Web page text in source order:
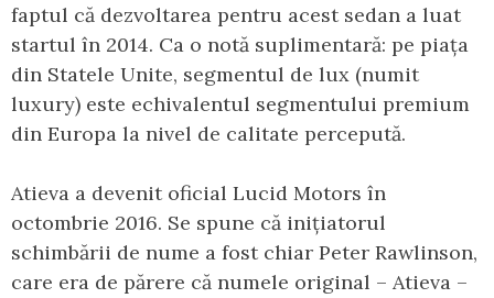
faptul că dezvoltarea pentru acest sedan a luat
startul în 2014. Ca o notă suplimentară: pe piața
din Statele Unite, segmentul de lux (numit
luxury) este echivalentul segmentului premium
din Europa la nivel de calitate percepută.
Atieva a devenit oficial Lucid Motors în
octombrie 2016. Se spune că inițiatorul
schimbării de nume a fost chiar Peter Rawlinson,
care era de părere că numele original – Atieva –